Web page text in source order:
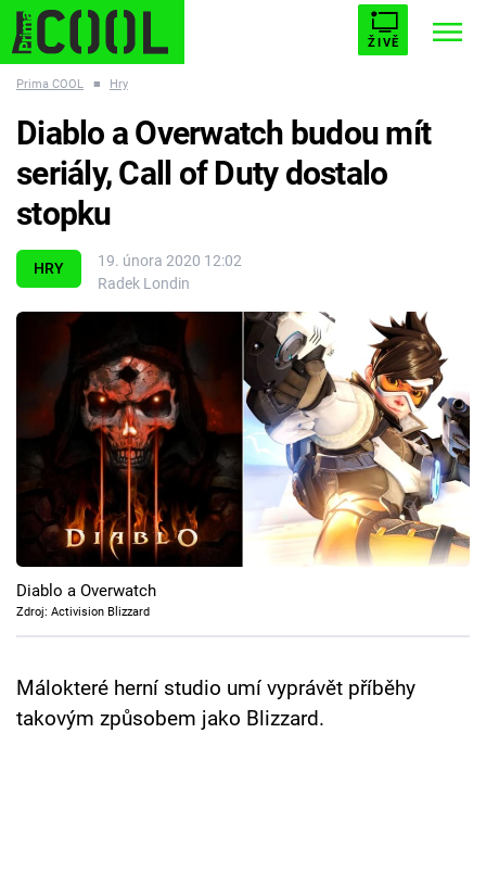
ŽIVĚ
ESCAPE PLNEJ KOTEL AVENGERS 5
Témata
Filmy
Seriály
Hry
Cool Esport
Pořady
TV Program
Přihlášení
Prima COOL ■ Hry
HRY
19. února 2020 12:02
Radek Londin
Diablo a Overwatch budou mít
seriály, Call of Duty dostalo
stopku
Diablo a Overwatch
Zdroj: Activision Blizzard
Málokteré herní studio umí vyprávět příběhy
takovým způsobem jako Blizzard.